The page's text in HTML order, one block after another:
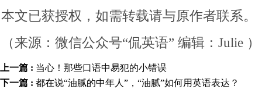
本文已获授权，如需转载请与原作者联系。
（来源：微信公众号“侃英语” 编辑：Julie ）
上一篇 : 当心！那些口语中易犯的小错误
下一篇 : 都在说“油腻的中年人”，“油腻”如何用英语表达？